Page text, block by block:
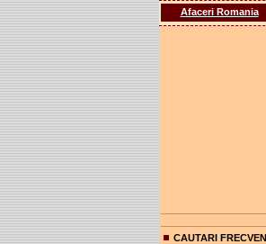
Afaceri Romania
CAUTARI